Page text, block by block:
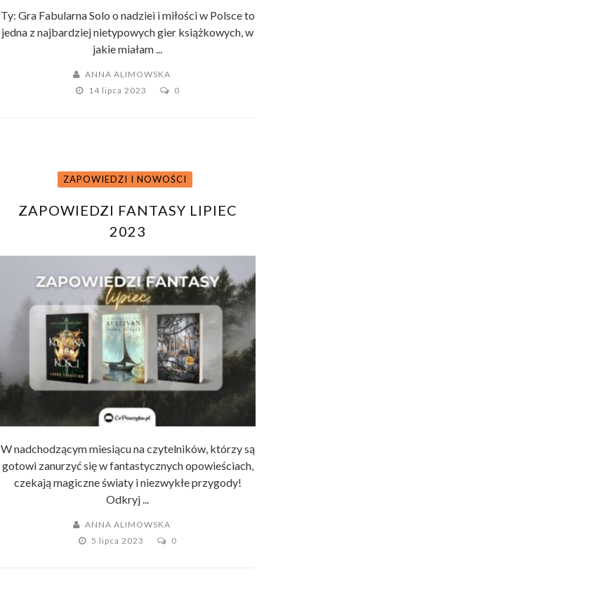
Ty: Gra Fabularna Solo o nadziei i miłości w Polsce to
jedna z najbardziej nietypowych gier książkowych, w
jakie miałam ...
ANNA ALIMOWSKA
14 lipca 2023
0
ZAPOWIEDZI I NOWOŚCI
ZAPOWIEDZI FANTASY LIPIEC
2023
W nadchodzącym miesiącu na czytelników, którzy są
gotowi zanurzyć się w fantastycznych opowieściach,
czekają magiczne światy i niezwykłe przygody!
Odkryj ...
ANNA ALIMOWSKA
5 lipca 2023
0